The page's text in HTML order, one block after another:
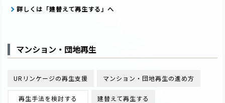
詳しくは「建替えて再生する」 へ
マンション・団地再生
URリンケージの再生支援 マンション・団地再生の進め方
再生手法を検討する 建替えて再生する